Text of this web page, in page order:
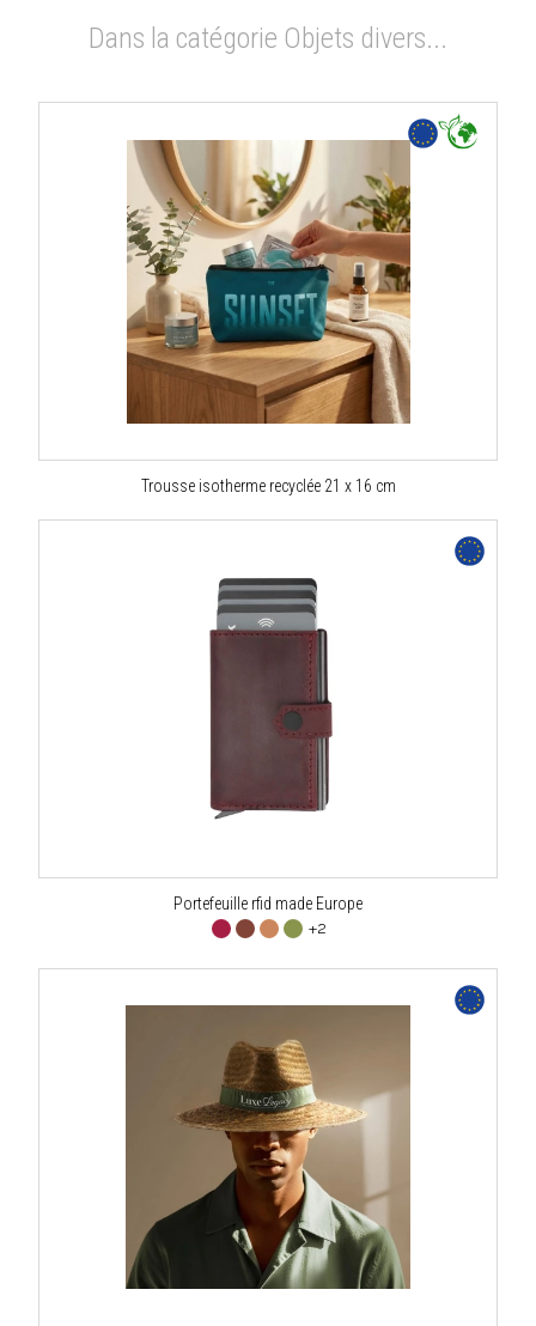
Dans la catégorie Objets divers...
Trousse isotherme recyclée 21 x 16 cm
Portefeuille rfid made Europe
+2